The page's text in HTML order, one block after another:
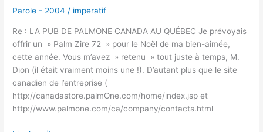
Parole - 2004 / imperatif
Re : LA PUB DE PALMONE CANADA AU QUÉBEC Je prévoyais
offrir un » Palm Zire 72 » pour le Noël de ma bien-aimée,
cette année. Vous m’avez » retenu » tout juste à temps, M.
Dion (il était vraiment moins une !). D’autant plus que le site
canadien de l’entreprise (
http://canadastore.palmOne.com/home/index.jsp et
http://www.palmone.com/ca/company/contacts.html